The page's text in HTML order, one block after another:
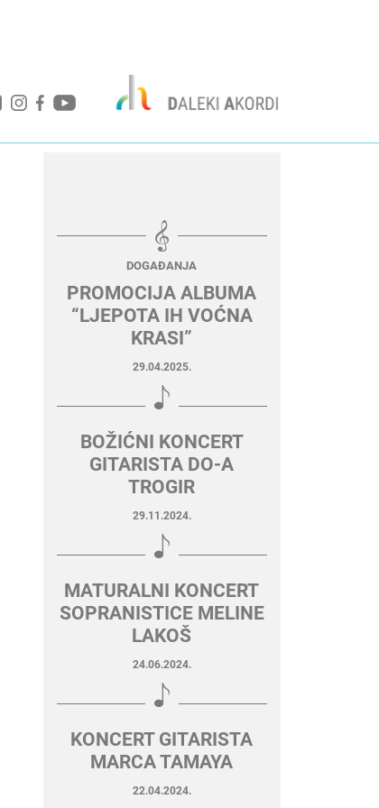
DOGAĐANJA
PROMOCIJA ALBUMA
“LJEPOTA IH VOĆNA
KRASI”
29.04.2025.
BOŽIĆNI KONCERT
GITARISTA DO-A
TROGIR
29.11.2024.
MATURALNI KONCERT
SOPRANISTICE MELINE
LAKOŠ
24.06.2024.
KONCERT GITARISTA
MARCA TAMAYA
22.04.2024.